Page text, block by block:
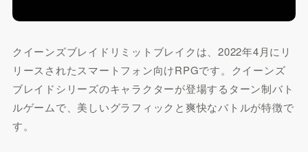
クイーンズブレイドリミットブレイクは、2022年4月にリ
リースされたスマートフォン向けRPGです。クイーンズ
ブレイドシリーズのキャラクターが登場するターン制バト
ルゲームで、美しいグラフィックと爽快なバトルが特徴で
す。